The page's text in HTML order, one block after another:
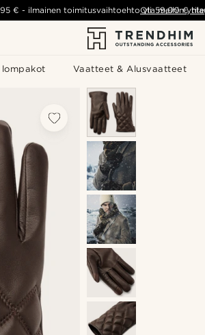
Vaatteet & Alusvaatteet
€ - ilmainen toimitusvaihtoehto yli 59,00 €
Ota meihin